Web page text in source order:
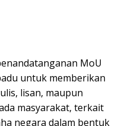
MoU
untuk memberikan
lisan, maupun
masyarakat, terkait
negara dalam bentuk